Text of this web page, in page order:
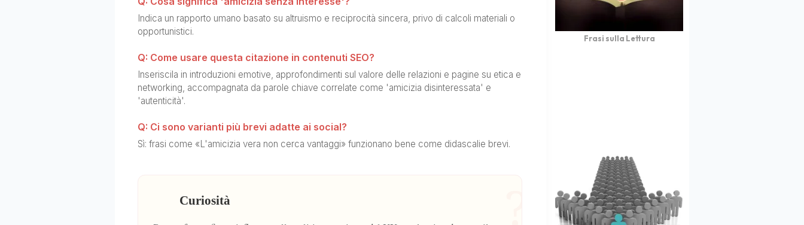
Indica un rapporto umano basato su altruismo e reciprocità sincera, privo di calcoli materiali o
opportunistici.
Q: Come usare questa citazione in contenuti SEO?
Inseriscila in introduzioni emotive, approfondimenti sul valore delle relazioni e pagine su etica e
networking, accompagnata da parole chiave correlate come 'amicizia disinteressata' e
'autenticità'.
Q: Ci sono varianti più brevi adatte ai social?
Sì: frasi come «L'amicizia vera non cerca vantaggi» funzionano bene come didascalie brevi.
Curiosità
Frasi sulla Lettura